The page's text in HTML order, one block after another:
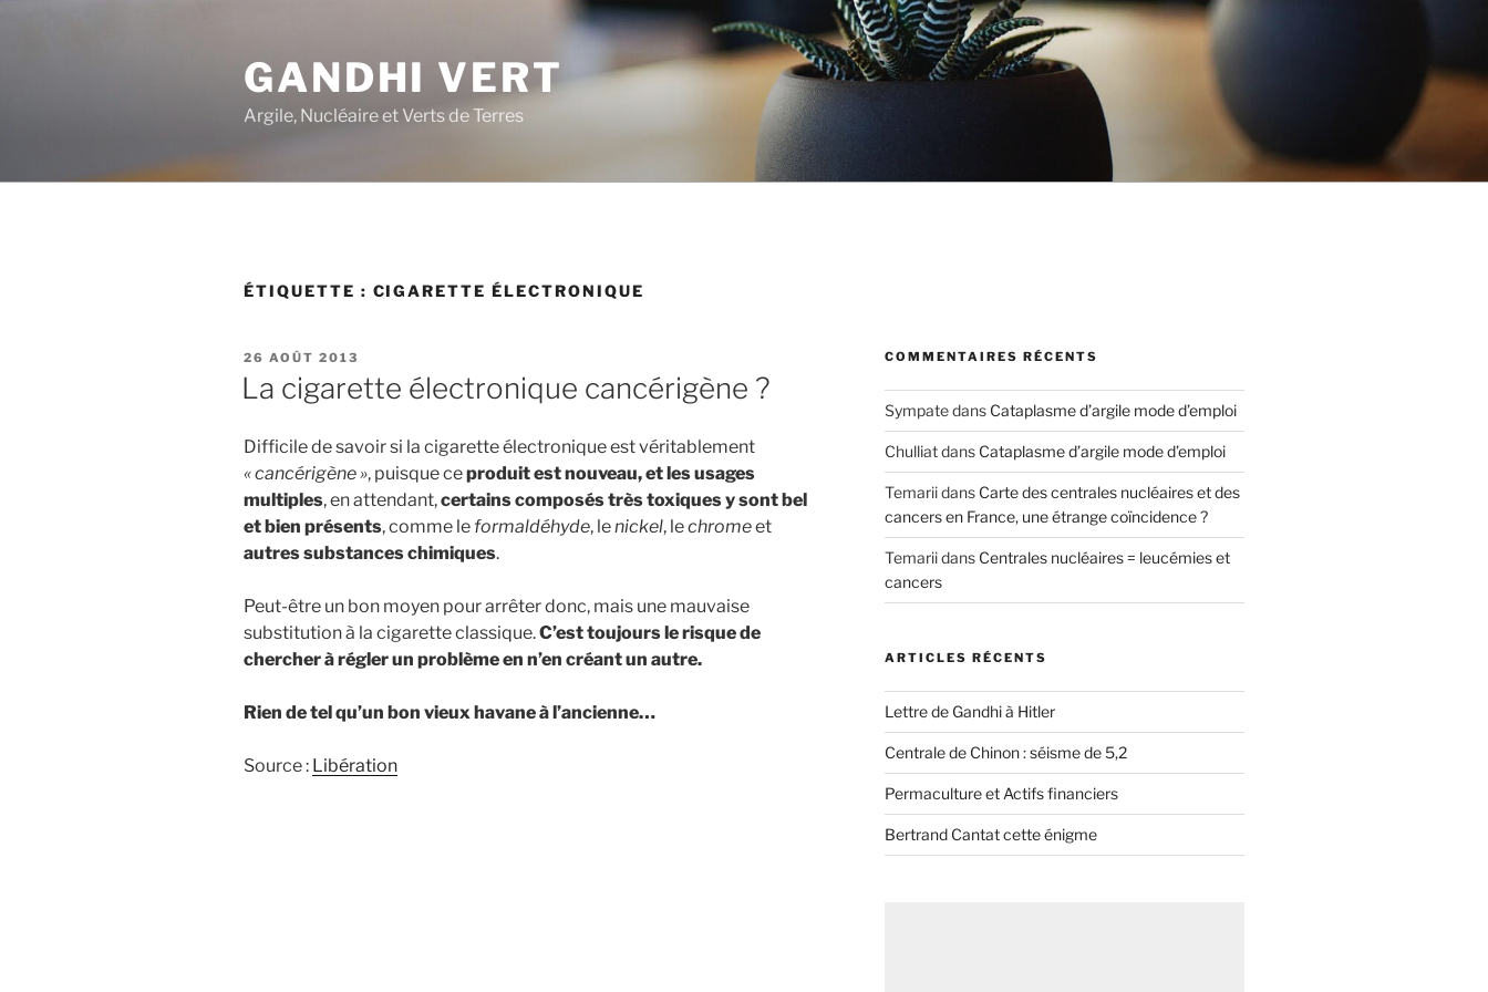
GANDHI VERT
Argile, Nucléaire et Verts de Terres
ÉTIQUETTE : CIGARETTE ÉLECTRONIQUE
PUBLIÉ
LE
26 AOÛT 2013
La cigarette électronique cancérigène ?
Difficile de savoir si la cigarette électronique est véritablement
« cancérigène », puisque ceproduit est nouveau, et les usages
multiples, en attendant,certains composés très toxiques y sont bel
et bien présents, comme le formaldéhyde, lenickel, lechromeet
autres substances chimiques.
Peut-être un bon moyen pour arrêter donc, mais une mauvaise
substitution à la cigarette classique.C’est toujours le risque de
chercher à régler un problème en n’en créant un autre.
Rien de tel qu’un bon vieux havane à l’ancienne…
Source : Libération
COMMENTAIRES RÉCENTS
Sympatedans Cataplasme d’argile mode d’emploi
Chulliatdans Cataplasme d’argile mode d’emploi
Temariidans Carte des centrales nucléaires et des
cancers en France, une étrange coïncidence ?
Temariidans Centrales nucléaires = leucémies et
cancers
ARTICLES RÉCENTS
Lettre de Gandhi à Hitler
Centrale de Chinon : séisme de 5,2
Permaculture et Actifs financiers
Bertrand Cantat cette énigme